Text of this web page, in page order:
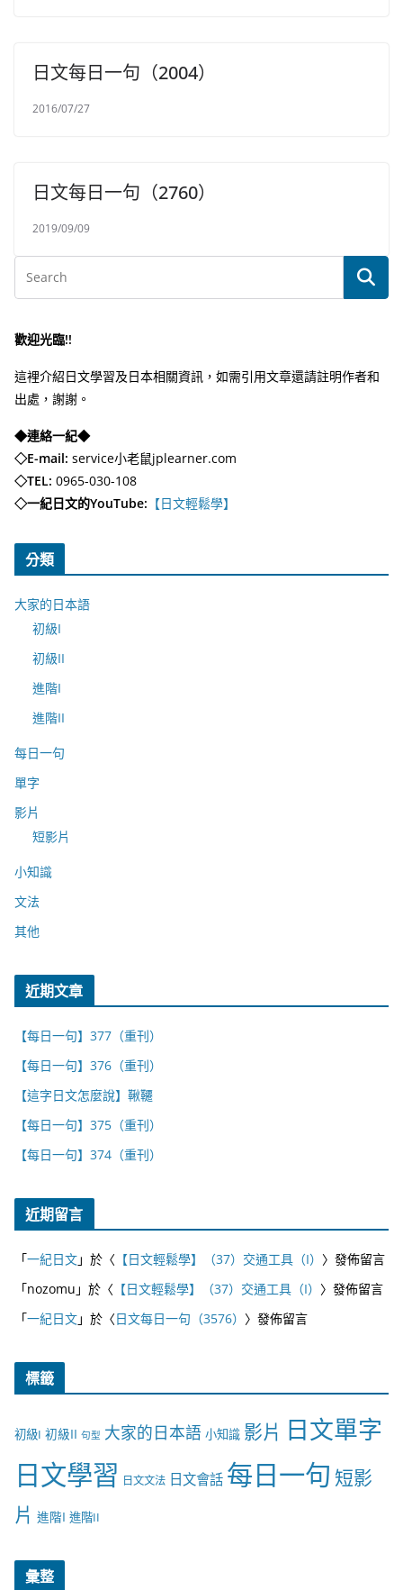
日文每日一句（2004）
2016/07/27
日文每日一句（2760）
2019/09/09
歡迎光臨!!
這裡介紹日文學習及日本相關資訊，如需引用文章還請註明作者和
出處，謝謝。
◆連絡一紀◆
◇E-mail: service小老鼠jplearner.com
◇TEL: 0965-030-108
◇一紀日文的YouTube: 【日文輕鬆學】
分類
大家的日本語
初級I
初級II
進階I
進階II
每日一句
單字
影片
短影片
小知識
文法
其他
近期文章
【每日一句】377（重刊）
【每日一句】376（重刊）
【這字日文怎麼說】鞦韆
【每日一句】375（重刊）
【每日一句】374（重刊）
近期留言
「一紀日文」於〈 【日文輕鬆學】（37）交通工具（I） 〉發佈留言
「nozomu 」於〈 【日文輕鬆學】（37）交通工具（I） 〉發佈留言
「一紀日文」於〈日文每日一句（3576） 〉發佈留言
標籤
初級I 初級II 句型 大家的日本語 小知識 影片 日文單字
日文學習 日文文法 日文會話 每日一句 短影
片 進階I 進階II
彙整